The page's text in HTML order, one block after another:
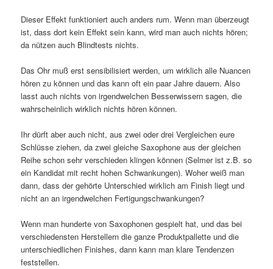
Dieser Effekt funktioniert auch anders rum. Wenn man überzeugt
ist, dass dort kein Effekt sein kann, wird man auch nichts hören;
da nützen auch Blindtests nichts.
Das Ohr muß erst sensibilisiert werden, um wirklich alle Nuancen
hören zu können und das kann oft ein paar Jahre dauern. Also
lasst auch nichts von irgendwelchen Besserwissern sagen, die
wahrscheinlich wirklich nichts hören können.
Ihr dürft aber auch nicht, aus zwei oder drei Vergleichen eure
Schlüsse ziehen, da zwei gleiche Saxophone aus der gleichen
Reihe schon sehr verschieden klingen können (Selmer ist z.B. so
ein Kandidat mit recht hohen Schwankungen). Woher weiß man
dann, dass der gehörte Unterschied wirklich am Finish liegt und
nicht an an irgendwelchen Fertigungschwankungen?
Wenn man hunderte von Saxophonen gespielt hat, und das bei
verschiedensten Herstellern die ganze Produktpallette und die
unterschiedlichen Finishes, dann kann man klare Tendenzen
feststellen.